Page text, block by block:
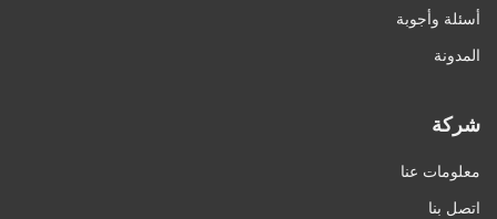
أسئلة وأجوبة
المدونة
شركة
معلومات عنا
اتصل بنا